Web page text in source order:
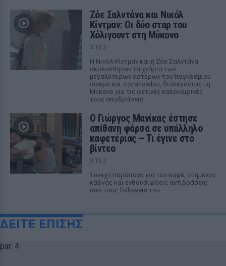
Ζόε Σαλντάνα και Νικόλ
Κίντμαν: Οι δύο σταρ του
Χόλιγουντ στη Μύκονο
ΧΤΕΣ
Η Νικόλ Κίντμαν και η Ζόε Σαλντάνα
ακολούθησαν τα χνάρια των
μεγαλύτερων αστέρων του παγκόσμιου
σινεμά και της showbiz, διαλέγοντας τη
Μύκονο για τις φετινές καλοκαιρινές
τους αποδράσεις.
Ο Γιώργος Μανίκας έστησε
απίθανη φάρσα σε υπάλληλο
καφετέριας – Τι έγινε στο
βίντεο
ΧΤΕΣ
Συνεχή παράπονα για τον καφέ, στημένος
καβγάς και ενθουσιώδεις αντιδράσεις
από τους followers του
ΔΕΙΤΕ ΕΠΙΣΗΣ
par: 4